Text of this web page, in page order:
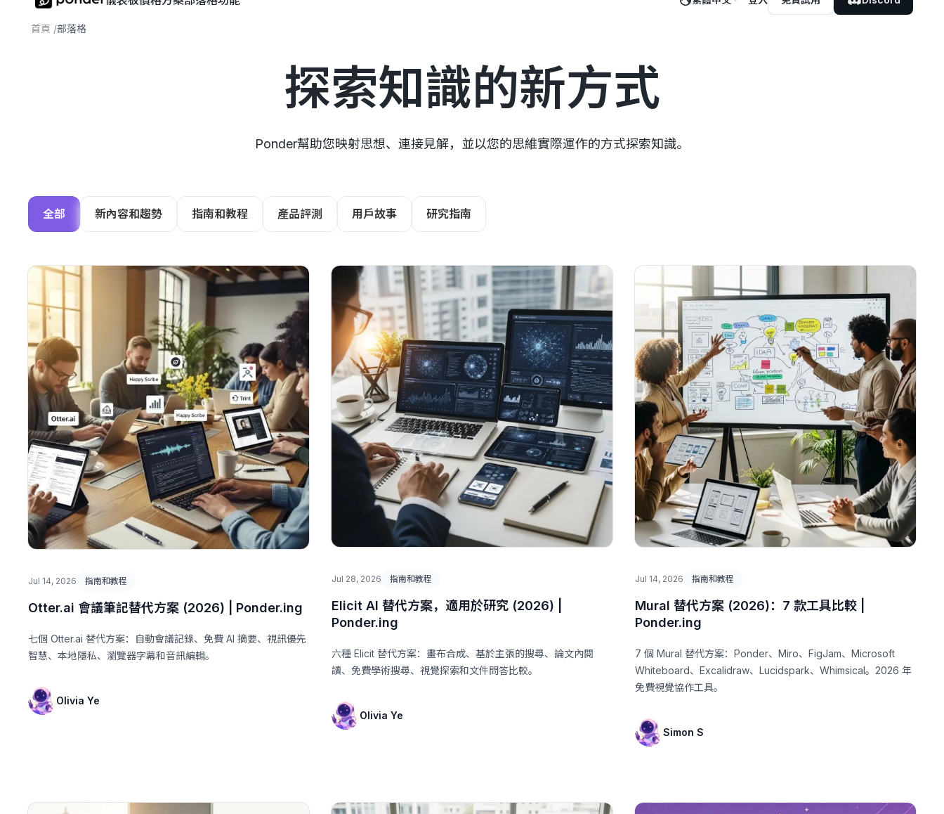
首頁 /部落格
探索知識的新方式
Ponder幫助您映射思想、連接見解，並以您的思維實際運作的方式探索知識。
全部 新內容和趨勢 指南和教程 產品評測 用戶故事 研究指南
Jul 14, 2026 指南和教程
Otter.ai 會議筆記替代方案 (2026) | Ponder.ing
七個 Otter.ai 替代方案：自動會議記錄、免費 AI 摘要、視訊優先
智慧、本地隱私、瀏覽器字幕和音訊編輯。
Olivia Ye
Jul 28, 2026 指南和教程
Elicit AI 替代方案，適用於研究 (2026) |
Ponder.ing
六種 Elicit 替代方案：畫布合成、基於主張的搜尋、論文內閱
讀、免費學術搜尋、視覺探索和文件問答比較。
Olivia Ye
Jul 14, 2026 指南和教程
Mural 替代方案 (2026)：7 款工具比較 |
Ponder.ing
7 個 Mural 替代方案：Ponder、Miro、FigJam、Microsoft
Whiteboard、Excalidraw、Lucidspark、Whimsical。2026 年
免費視覺協作工具。
Simon S